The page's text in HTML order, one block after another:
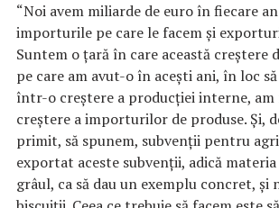
“Noi avem miliarde de euro în fiecare
importurile pe care le facem şi
Suntem o ţară în care această creştere
pe care am avut-o în aceşti ani, în loc să
într-o creştere a producţiei interne,
creştere a importurilor de produse. Şi,
primit, să spunem, subvenţii pentru
exportat aceste subvenţii, adică
grâul, ca să dau un exemplu concret,